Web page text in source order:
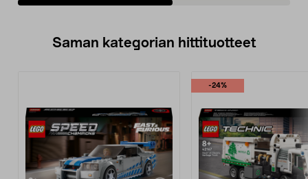
Saman kategorian hittituotteet
-24%